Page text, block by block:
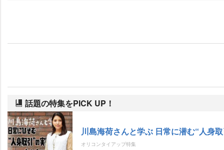
話題の特集をPICK UP！
川島海荷さんと学ぶ 日常に潜む“人身
オリコンタイアップ特集